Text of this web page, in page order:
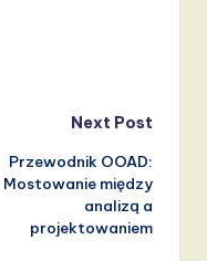
Next Post
Przewodnik OOAD:
Mostowanie między
analizą a
projektowaniem